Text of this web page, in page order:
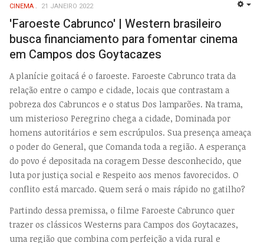
CINEMA 21 JANEIRO 2022
'Faroeste Cabrunco' | Western brasileiro
busca financiamento para fomentar cinema
em Campos dos Goytacazes
A planície goitacá é o faroeste. Faroeste Cabrunco trata da
relação entre o campo e cidade, locais que contrastam a
pobreza dos Cabruncos e o status Dos lamparões. Na trama,
um misterioso Peregrino chega a cidade, Dominada por
homens autoritários e sem escrúpulos. Sua presença ameaça
o poder do General, que Comanda toda a região. A esperança
do povo é depositada na coragem Desse desconhecido, que
luta por justiça social e Respeito aos menos favorecidos. O
conflito está marcado. Quem será o mais rápido no gatilho?
Partindo dessa premissa, o filme Faroeste Cabrunco quer
trazer os clássicos Westerns para Campos dos Goytacazes,
uma região que combina com perfeição a vida rural e